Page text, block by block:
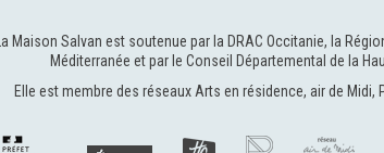
La Maison Salvan est soutenue par la DRAC Occitanie, la
Méditerranée et par leConseil Départemental de la
Elle est membre des réseaux Arts en résidence, air de Midi,